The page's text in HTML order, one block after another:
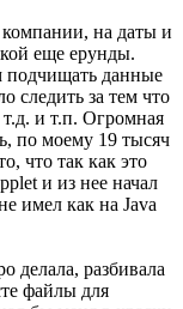
на даты и
еще ерунды.
подчищать данные
следить за тем что
и т.п. Огромная
по моему 19 тысяч
что так как это
и из нее начал
имел как на Java
делала, разбивала
файлы для